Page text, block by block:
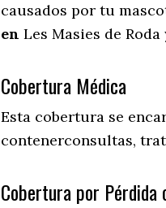
causados por tu
en Les Masies de
Cobertura Médica
Esta cobertura se
contenerconsultas,
Cobertura por Pérdida